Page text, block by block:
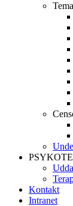
Kontakt
Intranet